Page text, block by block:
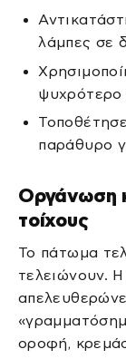
λάμπες σε
ψυχρότερο
παράθυρο
Οργάνωση
τοίχους
Το πάτωμα
τελειώνουν.
οροφή,